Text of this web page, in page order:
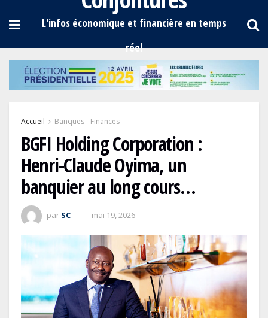
Accueil Banques - Finances
BGFI Holding Corporation :
Henri-Claude Oyima, un
banquier au long cours…
par SC mai 19, 2026